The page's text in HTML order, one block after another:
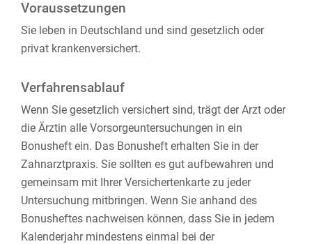
Voraussetzungen
Sie leben in Deutschland und sind gesetzlich oder
privat krankenversichert.
Verfahrensablauf
Wenn Sie gesetzlich versichert sind, trägt der Arzt oder
die Ärztin alle Vorsorgeuntersuchungen in ein
Bonusheft ein. Das Bonusheft erhalten Sie in der
Zahnarztpraxis. Sie sollten es gut aufbewahren und
gemeinsam mit Ihrer Versichertenkarte zu jeder
Untersuchung mitbringen. Wenn Sie anhand des
Bonusheftes nachweisen können, dass Sie in jedem
Kalenderjahr mindestens einmal bei der